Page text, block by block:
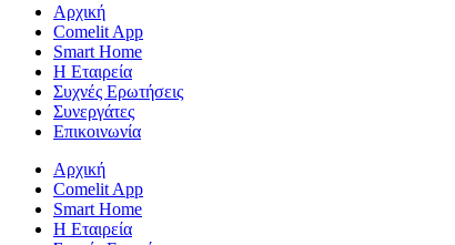
Αρχική
Comelit App
Smart Home
Η Εταιρεία
Συχνές Ερωτήσεις
Συνεργάτες
Επικοινωνία
Αρχική
Comelit App
Smart Home
Η Εταιρεία